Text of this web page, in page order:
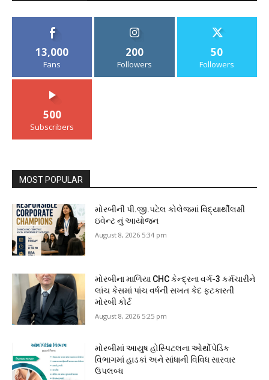
13,000
Fans
200
Followers
50
Followers
500
Subscribers
MOST POPULAR
મોરબીની પી.જી.પટેલ કોલેજમાં વિદ્યાર્થીલક્ષી
ઇવેન્ટ નું આયોજન
August 8, 2026 5:34 pm
મોરબીના માળિયા CHC કેન્દ્રના વર્ગ-3 કર્મચારીને
લાંચ કેસમાં પાંચ વર્ષની સખત કેદ ફટકારતી
મોરબી કોર્ટ
August 8, 2026 5:25 pm
મોરબીમાં આયુષ હોસ્પિટલના ઓર્થોપેડિક
વિભાગમાં હાડકાં અને સાંધાની વિવિધ સારવાર
ઉપલબ્ધ